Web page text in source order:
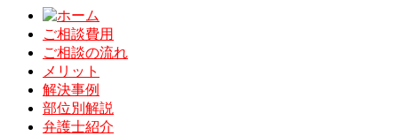
ご相談費用
ご相談の流れ
メリット
解決事例
部位別解説
弁護士紹介